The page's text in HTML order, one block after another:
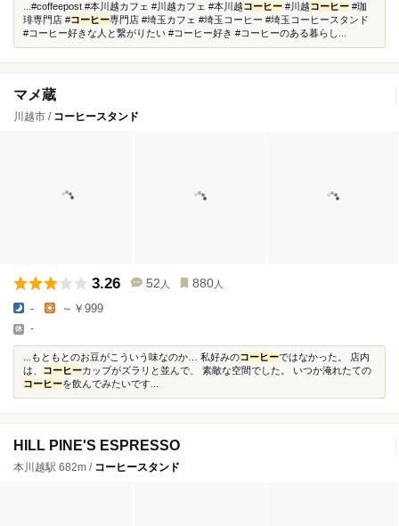
...#coffeepost #本川越カフェ #川越カフェ #本川越コーヒー #川越コーヒー #珈
琲専門店 #コーヒー専門店 #埼玉カフェ #埼玉コーヒー #埼玉コーヒースタンド
#コーヒー好きな人と繋がりたい #コーヒー好き #コーヒーのある暮らし...
マメ蔵
川越市 / コーヒースタンド
3.26 52 人 880 人
- ～￥999
-
...もともとのお豆がこういう味なのか… 私好みのコーヒーではなかった。 店内
は、 コーヒーカップがズラリと並んで、 素敵な空間でした。 いつか淹れたての
コーヒーを飲んでみたいです...
HILL PINE'S ESPRESSO
本川越駅 682m / コーヒースタンド